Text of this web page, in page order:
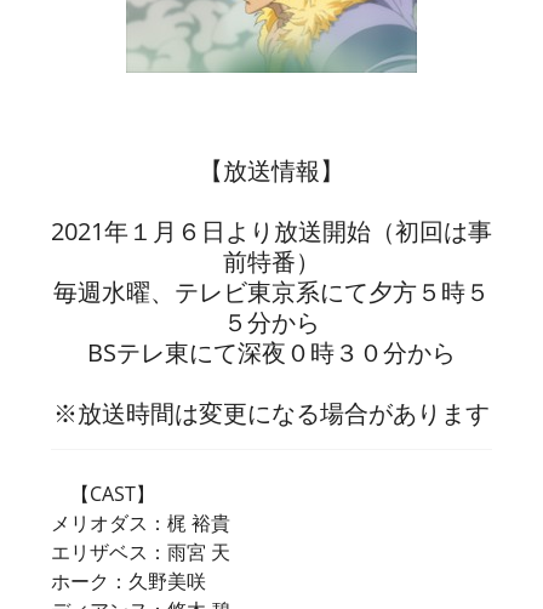
【放送情報】
2021年１月６日より放送開始（初回は事
前特番）
毎週水曜、テレビ東京系にて夕方５時５
５分から
BSテレ東にて深夜０時３０分から
※放送時間は変更になる場合があります
【CAST】
メリオダス：梶 裕貴
エリザベス：雨宮 天
ホーク：久野美咲